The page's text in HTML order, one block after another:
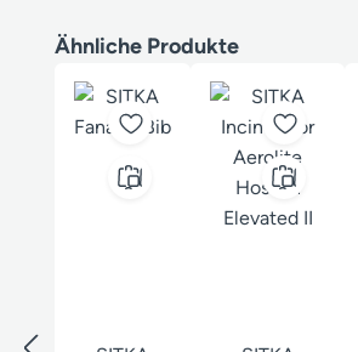
Produktgalerie überspringen
Ähnliche Produkte